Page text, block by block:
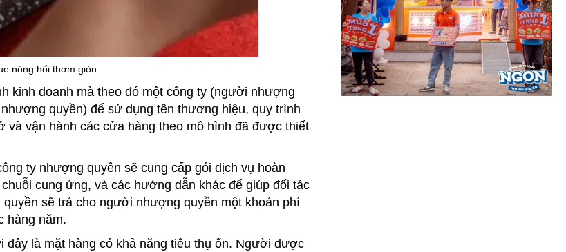
nóng hổi thơm giòn
kinh doanh mà theo đó một công ty (người nhượng
quyền) để sử dụng tên thương hiệu, quy trình
và vận hành các cửa hàng theo mô hình đã được thiết
ty nhượng quyền sẽ cung cấp gói dịch vụ hoàn
cung ứng, và các hướng dẫn khác để giúp đối tác
sẽ trả cho người nhượng quyền một khoản phí
hàng năm.
là mặt hàng có khả năng tiêu thụ ổn. Người được